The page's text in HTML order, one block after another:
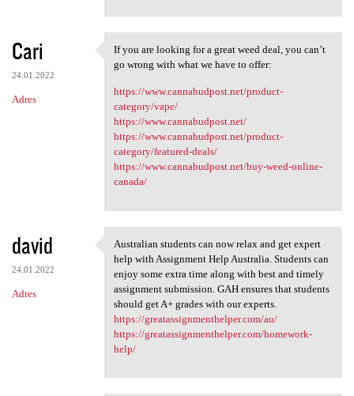
Cari
24.01.2022
Adres
If you are looking for a
If you are looking for a great weed deal, you can’t
go wrong with what we have to offer:
https://www.cannabudpost.net/product-
category/vape/
https://www.cannabudpost.net/
https://www.cannabudpost.net/product-
category/featured-deals/
https://www.cannabudpost.net/buy-weed-online-
canada/
david
24.01.2022
Adres
Australian students can now
Australian students can now relax and get expert
help with Assignment Help Australia. Students can
enjoy some extra time along with best and timely
assignment submission. GAH ensures that students
should get A+ grades with our experts.
https://greatassignmenthelper.com/au/
https://greatassignmenthelper.com/homework-
help/